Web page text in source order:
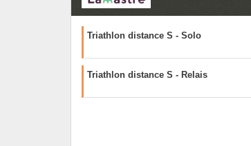
Triathlon distance S - Solo
Triathlon distance S - Relais